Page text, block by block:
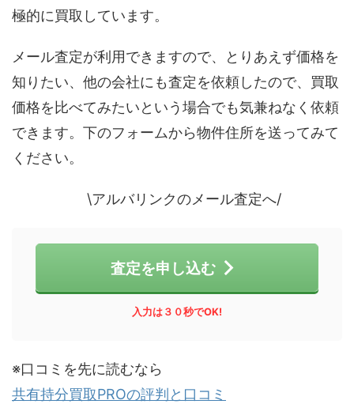
極的に買取しています。
メール査定が利用できますので、とりあえず価格を
知りたい、他の会社にも査定を依頼したので、買取
価格を比べてみたいという場合でも気兼ねなく依頼
できます。下のフォームから物件住所を送ってみて
ください。
\アルバリンクのメール査定へ/
査定を申し込む
入力は３０秒でOK!
※口コミを先に読むなら
共有持分買取PROの評判と口コミ